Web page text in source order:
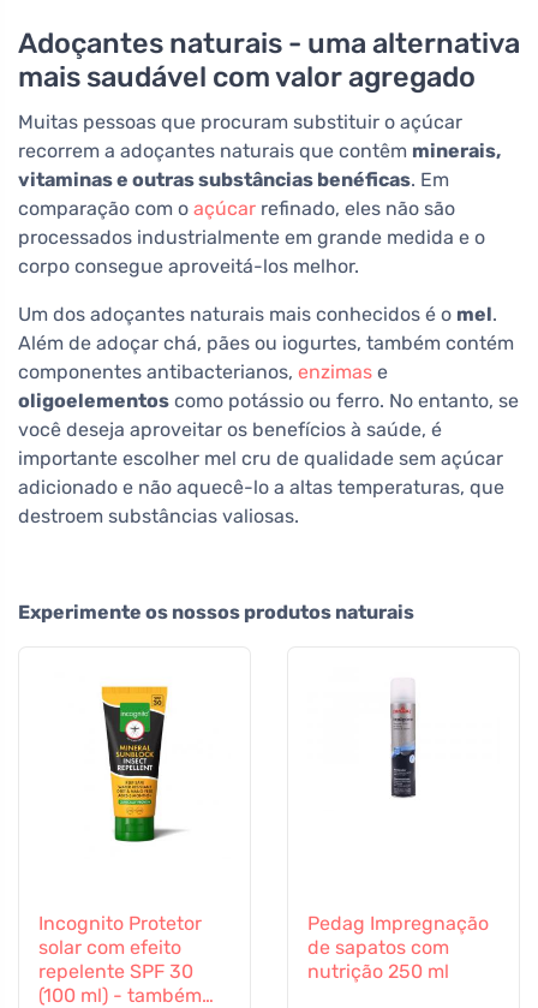
Adoçantes naturais - uma alternativa
mais saudável com valor agregado
Muitas pessoas que procuram substituir o açúcar
recorrem a adoçantes naturais que contêm minerais,
vitaminas e outras substâncias benéficas. Em
comparação com o açúcar refinado, eles não são
processados industrialmente em grande medida e o
corpo consegue aproveitá-los melhor.
Um dos adoçantes naturais mais conhecidos é o mel.
Além de adoçar chá, pães ou iogurtes, também contém
componentes antibacterianos, enzimas e
oligoelementos como potássio ou ferro. No entanto, se
você deseja aproveitar os benefícios à saúde, é
importante escolher mel cru de qualidade sem açúcar
adicionado e não aquecê-lo a altas temperaturas, que
destroem substâncias valiosas.
Experimente os nossos produtos naturais
Incognito Protetor
solar com efeito
repelente SPF 30
(100 ml) - também
Pedag Impregnação
de sapatos com
nutrição 250 ml